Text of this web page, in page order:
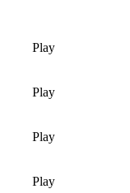
Play
Play
Play
Play